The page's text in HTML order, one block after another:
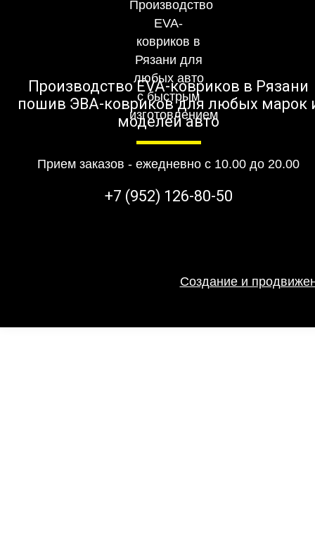
Производство EVA-ковриков в Рязани
пошив ЭВА-ковриков для любых марок
моделей авто
Прием заказов - ежедневно с 10.00 до 20.00
+7 (952) 126-80-50
Создание и